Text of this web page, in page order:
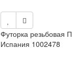
Футорка резьбовая
Испания 1002478